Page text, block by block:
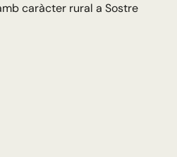
caràcter rural a Sostre